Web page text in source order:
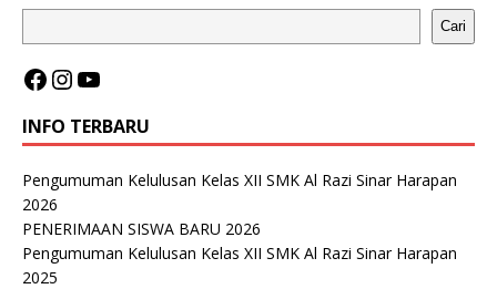
Cari
INFO TERBARU
Pengumuman Kelulusan Kelas XII SMK Al Razi Sinar Harapan
2026
PENERIMAAN SISWA BARU 2026
Pengumuman Kelulusan Kelas XII SMK Al Razi Sinar Harapan
2025